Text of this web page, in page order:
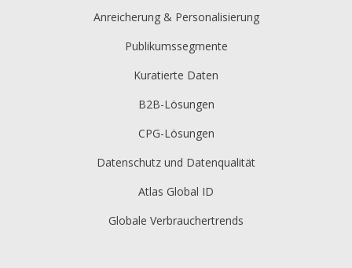
Anreicherung & Personalisierung
Publikumssegmente
Kuratierte Daten
B2B-Lösungen
CPG-Lösungen
Datenschutz und Datenqualität
Atlas Global ID
Globale Verbrauchertrends